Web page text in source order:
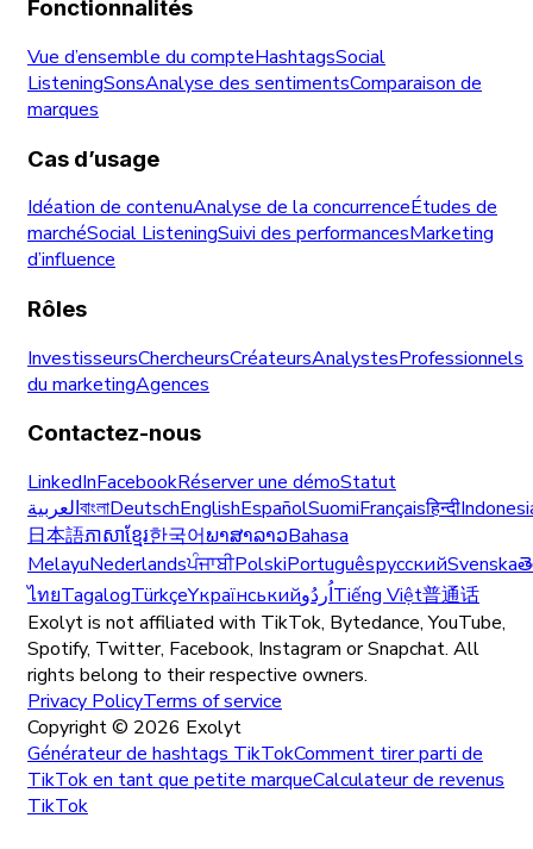
Fonctionnalités
Vue d’ensemble du compteHashtagsSocial
ListeningSonsAnalyse des sentimentsComparaison de
marques
Cas d’usage
Idéation de contenuAnalyse de la concurrenceÉtudes de
marchéSocial ListeningSuivi des performancesMarketing
d’influence
Rôles
InvestisseursChercheursCréateursAnalystesProfessionnels
du marketingAgences
Contactez-nous
LinkedInFacebookRéserver une démoStatut
العربيةবাংলাDeutschEnglishEspañolSuomiFrançaisहिन्दी
日本語ភាសាខ្មែរ한국어ພາສາລາວBahasa
MelayuNederlandsਪੰਜਾਬੀPolskiPortuguêsрусскийSvenska
ไทยTagalogTürkçeYкраїнськийاُردُوTiếng Việt普通话
Exolyt is not affiliated with TikTok, Bytedance, YouTube,
Spotify, Twitter, Facebook, Instagram or Snapchat. All
rights belong to their respective owners.
Privacy PolicyTerms of service
Copyright © 2026 Exolyt
Générateur de hashtags TikTokComment tirer parti de
TikTok en tant que petite marqueCalculateur de revenus
TikTok